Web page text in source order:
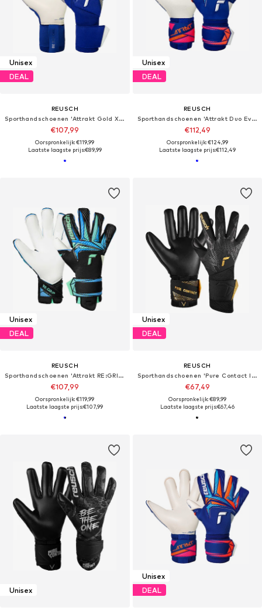
Unisex
DEAL
REUSCH
Sporthandschoenen 'Attrakt Gold X NC Gravity'
€107,99
Oorspronkelijk: €119,99
Laatste laagste prijs:€89,99
Unisex
DEAL
REUSCH
Sporthandschoenen 'Attrakt Duo Evolution'
€112,49
Oorspronkelijk: €124,99
Laatste laagste prijs:€112,49
Unisex
DEAL
REUSCH
Sporthandschoenen 'Attrakt RE:GRIP Evolution'
€107,99
Oorspronkelijk: €119,99
Laatste laagste prijs:€107,99
Unisex
DEAL
REUSCH
Sporthandschoenen 'Pure Contact Infinity'
€67,49
Oorspronkelijk: €89,99
Laatste laagste prijs:€67,46
Unisex
Unisex
DEAL